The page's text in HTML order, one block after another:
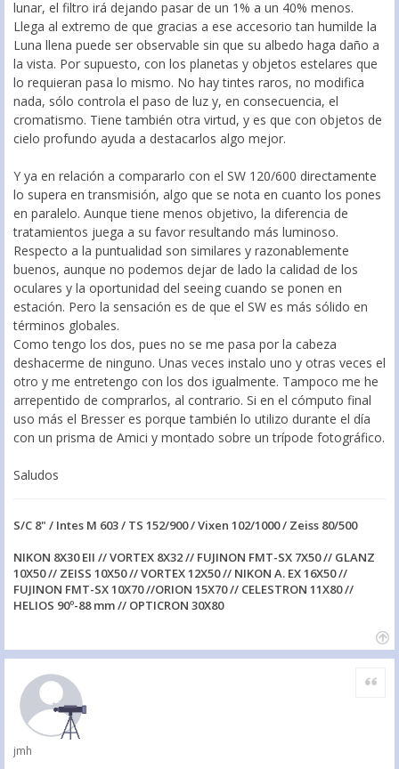
lunar, el filtro irá dejando pasar de un 1% a un 40% menos.
Llega al extremo de que gracias a ese accesorio tan humilde la
Luna llena puede ser observable sin que su albedo haga daño a
la vista. Por supuesto, con los planetas y objetos estelares que
lo requieran pasa lo mismo. No hay tintes raros, no modifica
nada, sólo controla el paso de luz y, en consecuencia, el
cromatismo. Tiene también otra virtud, y es que con objetos de
cielo profundo ayuda a destacarlos algo mejor.
Y ya en relación a compararlo con el SW 120/600 directamente
lo supera en transmisión, algo que se nota en cuanto los pones
en paralelo. Aunque tiene menos objetivo, la diferencia de
tratamientos juega a su favor resultando más luminoso.
Respecto a la puntualidad son similares y razonablemente
buenos, aunque no podemos dejar de lado la calidad de los
oculares y la oportunidad del seeing cuando se ponen en
estación. Pero la sensación es de que el SW es más sólido en
términos globales.
Como tengo los dos, pues no se me pasa por la cabeza
deshacerme de ninguno. Unas veces instalo uno y otras veces el
otro y me entretengo con los dos igualmente. Tampoco me he
arrepentido de comprarlos, al contrario. Si en el cómputo final
uso más el Bresser es porque también lo utilizo durante el día
con un prisma de Amici y montado sobre un trípode fotográfico.
Saludos
S/C 8" / Intes M 603 / TS 152/900 / Vixen 102/1000 / Zeiss 80/500
NIKON 8X30 EII // VORTEX 8X32 // FUJINON FMT-SX 7X50 // GLANZ
10X50 // ZEISS 10X50 // VORTEX 12X50 // NIKON A. EX 16X50 //
FUJINON FMT-SX 10X70 //ORION 15X70 // CELESTRON 11X80 //
HELIOS 90º-88 mm // OPTICRON 30X80
jmh
Citar